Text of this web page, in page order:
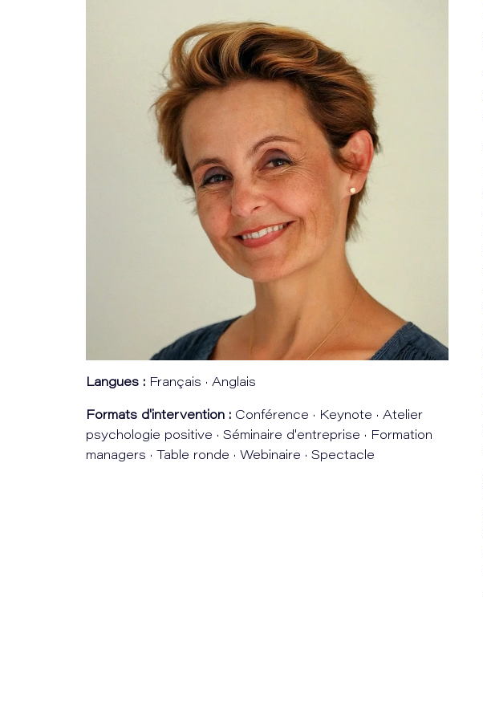
Langues :Français · Anglais
Formats d'intervention :Conférence · Keynote · Atelier
psychologie positive · Séminaire d'entreprise · Formation
managers · Table ronde · Webinaire · Spectacle